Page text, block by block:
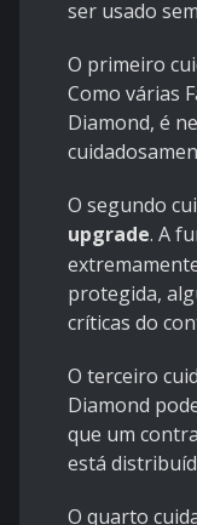
ser usado
O primeiro
Como várias
Diamond, é
O segundo
upgrade. A
protegida,
críticas do
O terceiro
Diamond
que um
está
O quarto